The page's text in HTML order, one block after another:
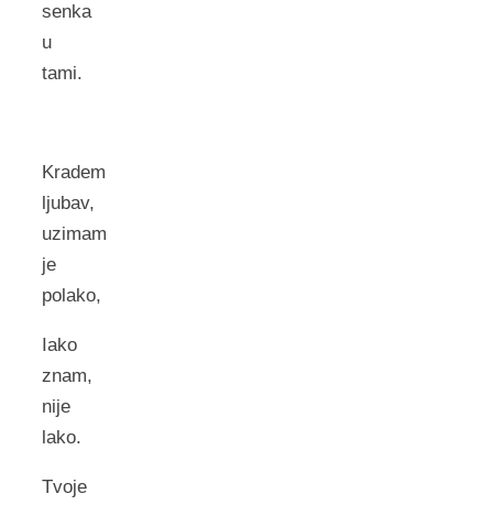
senka
u
tami.
Kradem
ljubav,
uzimam
je
polako,
Iako
znam,
nije
lako.
Tvoje